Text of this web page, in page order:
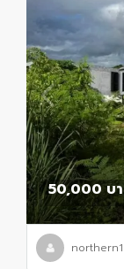
50,000 บ
northern1